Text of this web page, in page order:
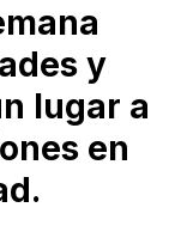
y
lugar a
en